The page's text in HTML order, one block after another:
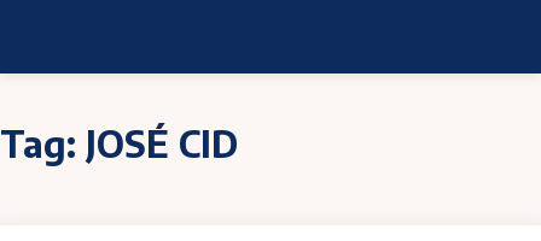
Tag: JOSÉ CID